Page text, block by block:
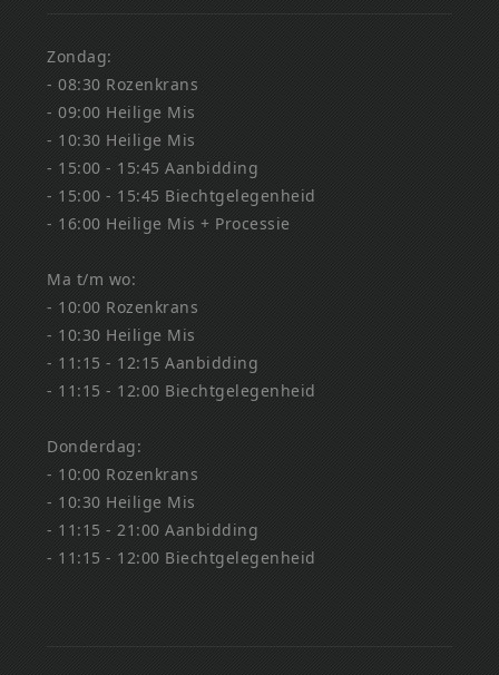
Zondag:
- 08:30 Rozenkrans
- 09:00 Heilige Mis
- 10:30 Heilige Mis
- 15:00 - 15:45 Aanbidding
- 15:00 - 15:45 Biechtgelegenheid
- 16:00 Heilige Mis + Processie
Ma t/m wo:
- 10:00 Rozenkrans
- 10:30 Heilige Mis
- 11:15 - 12:15 Aanbidding
- 11:15 - 12:00 Biechtgelegenheid
Donderdag:
- 10:00 Rozenkrans
- 10:30 Heilige Mis
- 11:15 - 21:00 Aanbidding
- 11:15 - 12:00 Biechtgelegenheid